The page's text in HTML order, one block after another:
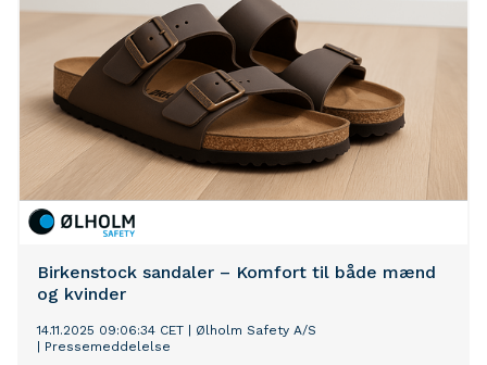
Birkenstock sandaler – Komfort til både mænd
og kvinder
14.11.2025 09:06:34 CET
Ølholm Safety A/S
Pressemeddelelse